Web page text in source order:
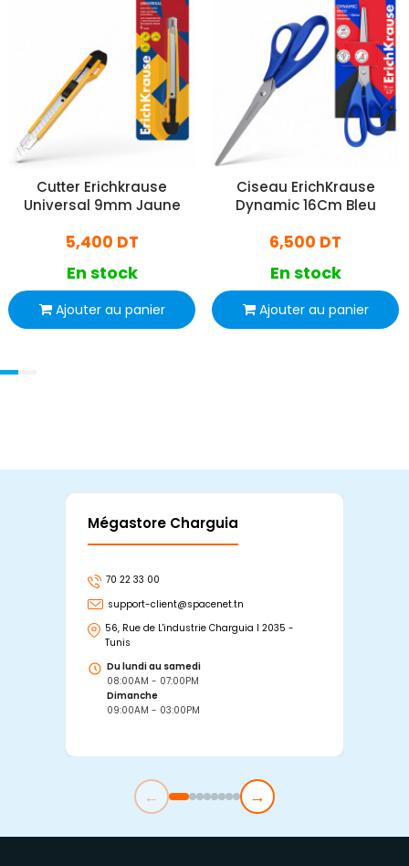
Cutter Erichkrause
Universal 9mm Jaune
5,400 DT
En stock
Ajouter au panier
Ciseau ErichKrause
Dynamic 16Cm Bleu
6,500 DT
En stock
Ajouter au panier
Mégastore Charguia
70 22 33 00
support-client@spacenet.tn
56, Rue de L'industrie Charguia I 2035 -
Tunis
Du lundi au samedi
08:00AM - 07:00PM
Dimanche
09:00AM - 03:00PM
← →